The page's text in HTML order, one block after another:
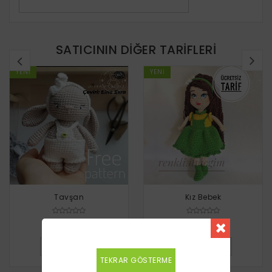
SATICININ DIĞER TARIFLERI
YENI
Tavşan
YENI
Kız Bebek
Ücretsiz
TEKRAR GÖSTERME